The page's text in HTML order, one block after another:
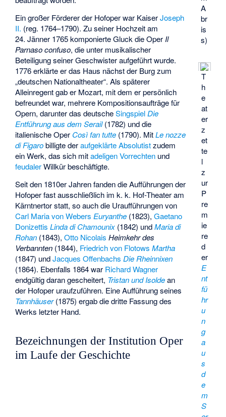
A
br
is
s)
T
h
e
at
er
z
et
te
l
z
ur
P
re
m
ie
re
d
er
E
nt
fü
hr
u
n
g
a
u
s
d
e
m
S
Ein großer Förderer der Hofoper war KaiserJoseph
II. (reg. 1764–1790). Zu seiner Hochzeit am
24. Jänner 1765 komponierte Gluck die Oper Il
Parnaso confuso, die unter musikalischer
Beteiligung seiner Geschwister aufgeführt wurde.
1776 erklärte er das Haus nächst der Burg zum
„deutschen Nationaltheater“. Als späterer
Alleinregent gab er Mozart, mit dem er persönlich
befreundet war, mehrere Kompositionsaufträge für
Opern, darunter das deutscheSingspiel Die
Entführung aus dem Serail(1782) und die
italienische Oper Così fan tutte (1790). MitLe nozze
di Figarobilligte deraufgeklärte Absolutistzudem
ein Werk, das sich mitadeligen Vorrechten und
feudalerWillkür beschäftigte.
Seit den 1810er Jahren fanden die Aufführungen der
Hofoper fast ausschließlich im k. k. Hof-Theater am
Kärntnertor statt, so auch die Uraufführungen von
Carl Maria von Webers Euryanthe (1823),Gaetano
Donizettis Linda di Chamounix (1842) undMaria di
Rohan (1843),Otto Nicolais Heimkehr des
Verbannten (1844), Friedrich von Flotows Martha
(1847) undJacques Offenbachs Die Rheinnixen
(1864). Ebenfalls 1864 war Richard Wagner
endgültig daran gescheitert, Tristan und Isoldean
der Hofoper uraufzuführen. Eine Aufführung seines
Tannhäuser(1875) ergab die dritte Fassung des
Werks letzter Hand.
Bezeichnungen der Institution Oper
im Laufe der Geschichte